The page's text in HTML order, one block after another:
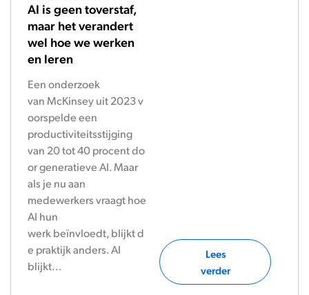
AI is geen toverstaf,
maar het verandert
wel hoe we werken
en leren
Een onderzoek
van McKinsey uit 2023 v
oorspelde een
productiviteitsstijging
van 20 tot 40 procent do
or generatieve AI. Maar
als je nu aan
medewerkers vraagt hoe
AI hun
werk beïnvloedt, blijkt d
e praktijk anders. AI
blijkt...
Lees
verder